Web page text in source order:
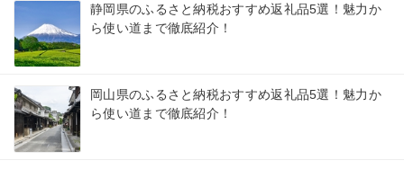
静岡県のふるさと納税おすすめ返礼品5選！魅力か
ら使い道まで徹底紹介！
岡山県のふるさと納税おすすめ返礼品5選！魅力か
ら使い道まで徹底紹介！